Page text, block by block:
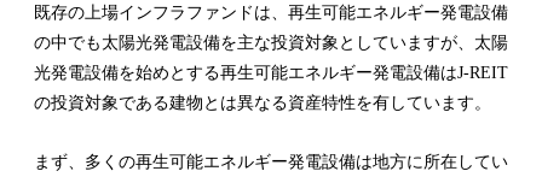
既存の上場インフラファンドは、再生可能エネルギー発電設備
の中でも太陽光発電設備を主な投資対象としていますが、太陽
光発電設備を始めとする再生可能エネルギー発電設備はJ-REIT
の投資対象である建物とは異なる資産特性を有しています。
まず、多くの再生可能エネルギー発電設備は地方に所在してい